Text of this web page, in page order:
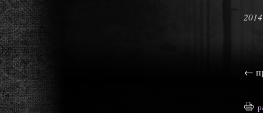
2014
←